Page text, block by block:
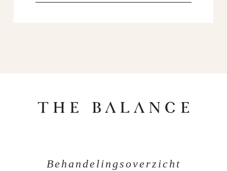
Behandelingsoverzicht